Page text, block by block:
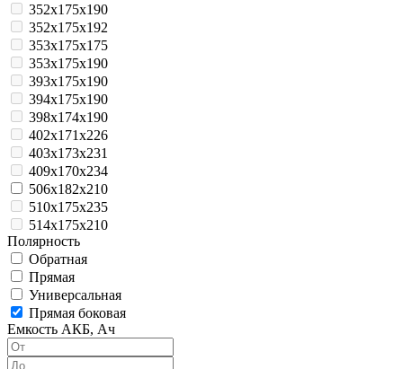
352x175x190
352x175x192
353x175x175
353x175x190
393x175x190
394x175x190
398x174x190
402x171x226
403x173x231
409x170x234
506x182x210
510x175x235
514x175x210
Полярность
Обратная
Прямая
Универсальная
Прямая боковая
Емкость АКБ, Ач